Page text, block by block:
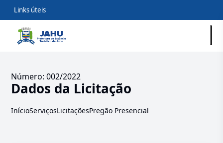
Links úteis
Número: 002/2022
Dados da Licitação
InícioServiçosLicitaçõesPregão Presencial